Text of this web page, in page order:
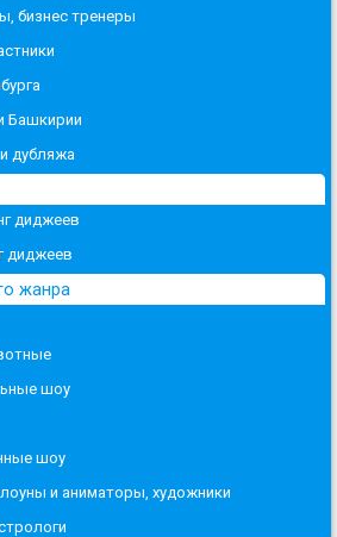
бизнес тренеры
Башкирии
дубляжа
диджеев
диджеев
жанра
шоу
шоу
и аниматоры, художники